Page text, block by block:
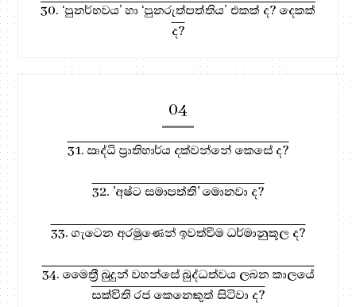
30. ‘පුනර්භවය’ හා ‘පුනරුත්පත්තිය’ එකක් ද? දෙකක්
ද?
04
31. ඍද්ධි ප්‍රාතිහාර්ය දක්වන්නේ කෙසේ ද?
32. 'අෂ්ට සමාපත්ති' මොනවා ද?
33. ගැටෙන අරමුණෙන් ඉවත්වීම ධර්මානුකූල ද?
34. මෛත්‍රී බුදුන් වහන්සේ බුද්ධත්වය ලබන කාලයේ
සක්විති රජ කෙනෙකුත් සිටිවා ද?